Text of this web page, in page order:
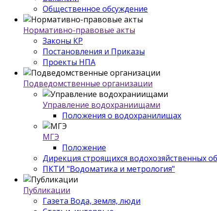
Общественное обсуждение
Нормативно-правовые акты
Законы КР
Постановления и Приказы
Проекты НПА
Подведомственные организации
Управление водохраниищами
Положения о водохранилищах
МГЭ
Положение
Дирекция строящихся водохозяйственных
ПКТИ "Водоматика и метрология"
Публикации
Газета Вода, земля, люди